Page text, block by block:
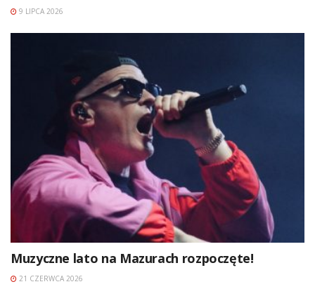
9 LIPCA 2026
Muzyczne lato na Mazurach rozpoczęte!
21 CZERWCA 2026